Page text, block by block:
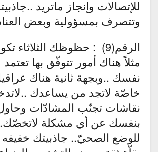
للإتصالات وإنجاز ماتريد
وتتصرف بمسؤولية وبعض
الرقم(9) : حظوظك
مثلاً هناك أمور تتوفّق بها
نفسك ..وبجهة ثانية هناك
خاصّة لاتجد من يساعدك
نقاشات تجنّب المشادّات
بنفسك عن أي مشكلة
للوضع الصحيّ.. جاذبيتك